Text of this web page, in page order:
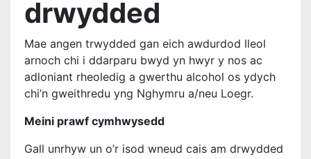
drwydded
Mae angen trwydded gan eich awdurdod lleol
arnoch chi i ddarparu bwyd yn hwyr y nos ac
adloniant rheoledig a gwerthu alcohol os ydych
chi’n gweithredu yng Nghymru a/neu Loegr.
Meini prawf cymhwysedd
Gall unrhyw un o’r isod wneud cais am drwydded